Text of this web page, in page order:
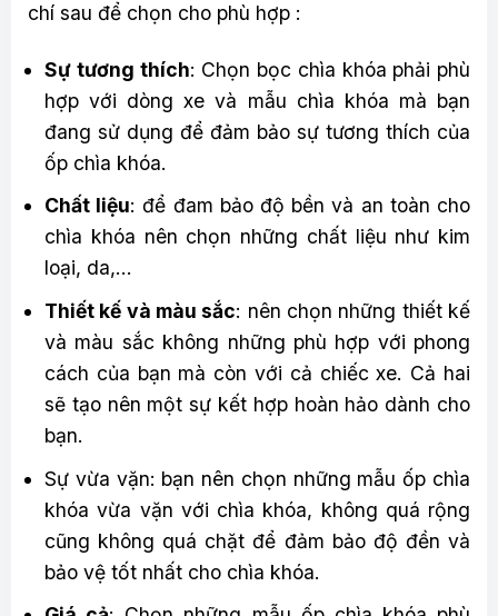
chí sau để chọn cho phù hợp :
Sự tương thích: Chọn bọc chìa khóa phải phù
hợp với dòng xe và mẫu chìa khóa mà bạn
đang sử dụng để đảm bảo sự tương thích của
ốp chìa khóa.
Chất liệu: để đam bảo độ bền và an toàn cho
chìa khóa nên chọn những chất liệu như kim
loại, da,…
Thiết kế và màu sắc: nên chọn những thiết kế
và màu sắc không những phù hợp với phong
cách của bạn mà còn với cả chiếc xe. Cả hai
sẽ tạo nên một sự kết hợp hoàn hảo dành cho
bạn.
Sự vừa vặn: bạn nên chọn những mẫu ốp chìa
khóa vừa vặn với chìa khóa, không quá rộng
cũng không quá chặt để đảm bảo độ đền và
bảo vệ tốt nhất cho chìa khóa.